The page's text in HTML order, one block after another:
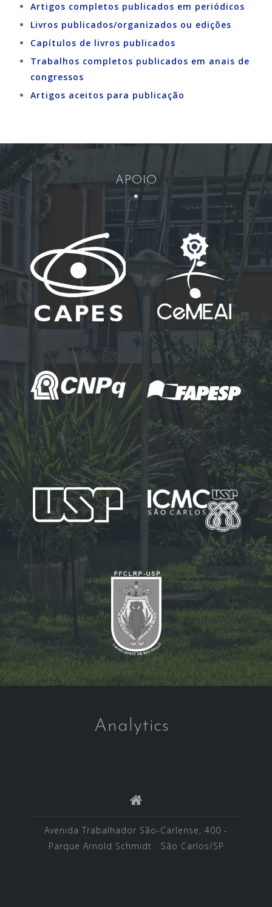
Artigos completos publicados em periódicos
Livros publicados/organizados ou edições
Capítulos de livros publicados
Trabalhos completos publicados em anais de
congressos
Artigos aceitos para publicação
APOIO
Analytics
Avenida Trabalhador São-Carlense, 400 -
Parque Arnold Schmidt São Carlos/SP